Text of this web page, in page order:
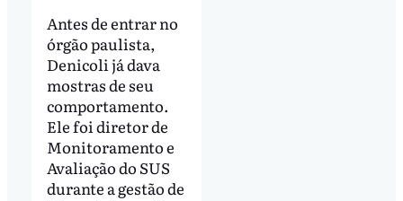
Antes de entrar no
órgão paulista,
Denicoli já dava
mostras de seu
comportamento.
Ele foi diretor de
Monitoramento e
Avaliação do SUS
durante a gestão de